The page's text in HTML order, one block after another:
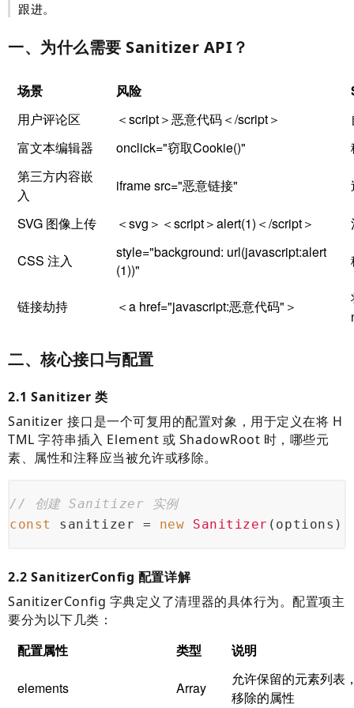
跟进。
一、为什么需要 Sanitizer API？
场景 风险
用户评论区
＜script＞恶意代码＜/script＞
富文本编辑器
onclick="窃取Cookie()"
第三方内容嵌
入
iframe src="恶意链接"
SVG 图像上传 ＜svg＞＜script＞alert(1)＜/script＞
CSS 注入
style="background: url(javascript:alert
(1))"
链接劫持 ＜a href="javascript:恶意代码"＞
二、核心接口与配置
2.1 Sanitizer 类
Sanitizer 接口是一个可复用的配置对象，用于定义在将 H
TML 字符串插入 Element 或 ShadowRoot 时，哪些元
素、属性和注释应当被允许或移除。
// 创建 Sanitizer 实例
const
sanitizer = new Sanitizer (options);
2.2 SanitizerConfig 配置详解
SanitizerConfig 字典定义了清理器的具体行为。配置项主
要分为以下几类：
配置属性 类型 说明
elements Array
允许保留的元素列表
移除的属性